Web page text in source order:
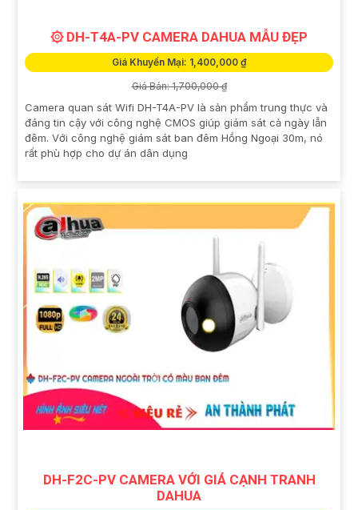
۞ DH-T4A-PV CAMERA DAHUA MẪU ĐẸP
Giá Khuyến Mại: 1,400,000 ₫
Giá Bán: 1,700,000 ₫
Camera quan sát Wifi DH-T4A-PV là sản phẩm trung thực và
đáng tin cậy với công nghệ CMOS giúp giám sát cả ngày lẫn
đêm. Với công nghệ giám sát ban đêm Hồng Ngoại 30m, nó
rất phù hợp cho dự án dân dụng
DH-F2C-PV CAMERA VỚI GIÁ CẠNH TRANH
DAHUA